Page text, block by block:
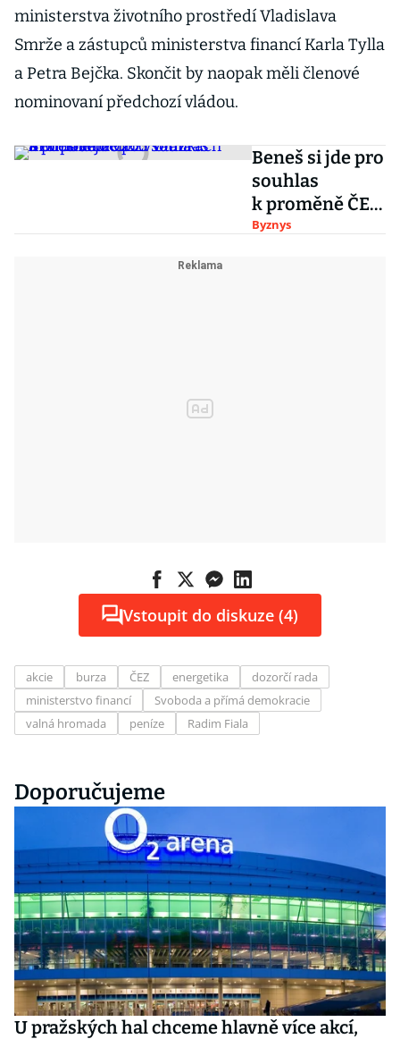
ministerstva životního prostředí Vladislava
Smrže a zástupců ministerstva financí Karla Tylla
a Petra Bejčka. Skončit by naopak měli členové
nominovaní předchozí vládou.
Beneš si jde pro
souhlas
k proměně ČEZ.
Valná hromada
Byznys
Vstoupit do diskuze (4)
akcie burza ČEZ energetika
dozorčí rada
ministerstvo financí
Svoboda a přímá demokracie
valná hromada
peníze Radim Fiala
Doporučujeme
U pražských hal chceme hlavně více akcí,